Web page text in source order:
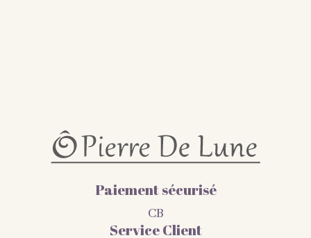
Paiement sécurisé
CB
Service Client